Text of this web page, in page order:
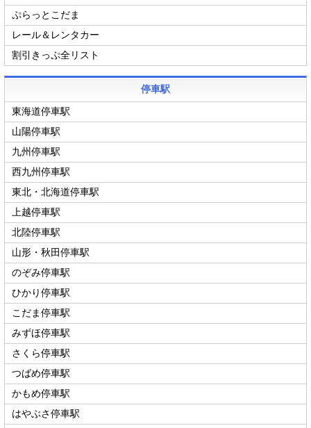
ぷらっとこだま
レール＆レンタカー
割引きっぷ全リスト
停車駅
東海道停車駅
山陽停車駅
九州停車駅
西九州停車駅
東北・北海道停車駅
上越停車駅
北陸停車駅
山形・秋田停車駅
のぞみ停車駅
ひかり停車駅
こだま停車駅
みずほ停車駅
さくら停車駅
つばめ停車駅
かもめ停車駅
はやぶさ停車駅